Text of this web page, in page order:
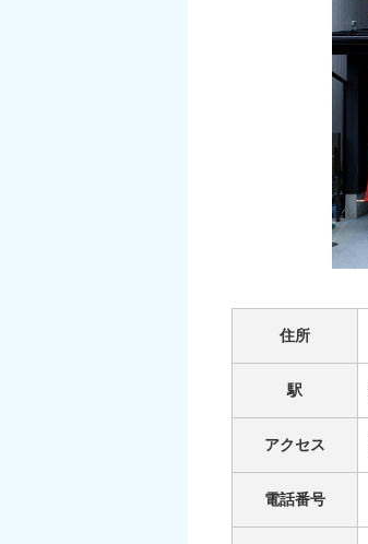
住所
駅
アクセス
電話番号